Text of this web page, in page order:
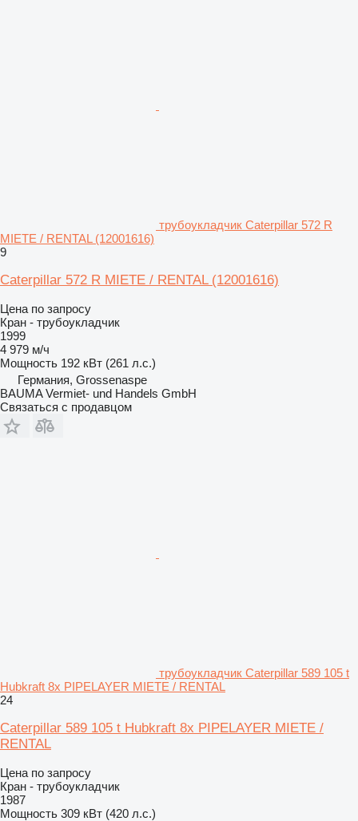
трубоукладчик Caterpillar 572 R
MIETE / RENTAL (12001616)
9
Caterpillar 572 R MIETE / RENTAL (12001616)
Цена по запросу
Кран - трубоукладчик
1999
4 979 м/ч
Мощность 192 кВт (261 л.с.)
Германия, Grossenaspe
BAUMA Vermiet- und Handels GmbH
Связаться с продавцом
трубоукладчик Caterpillar 589 105 t
Hubkraft 8x PIPELAYER MIETE / RENTAL
24
Caterpillar 589 105 t Hubkraft 8x PIPELAYER MIETE /
RENTAL
Цена по запросу
Кран - трубоукладчик
1987
Мощность 309 кВт (420 л.с.)